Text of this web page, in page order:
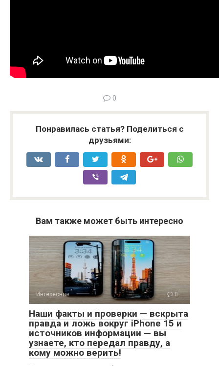
0
Понравилась статья? Поделиться с
друзьями:
Вам также может быть интересно
Интересное 0
Наши факты и проверки — вскрыта
правда и ложь вокруг iPhone 15 и
источников информации — вы
узнаете, кто передал правду, а
кому можно верить!